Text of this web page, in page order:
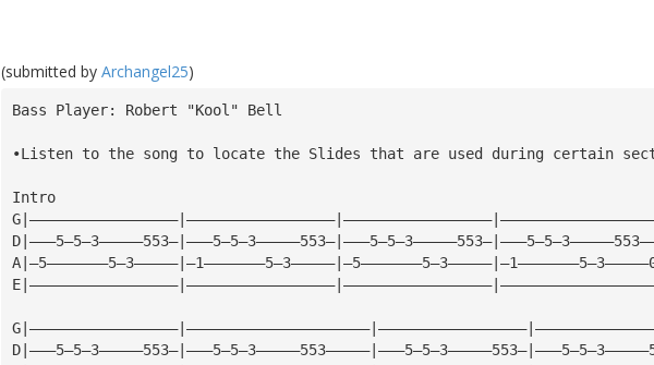
(submitted by Archangel25)
Bass Player: Robert "Kool" Bell
•Listen to the song to locate the Slides that are used during certain
Intro